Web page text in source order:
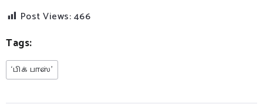
Post Views:466
Tags:
‘பிக் பாஸ்’